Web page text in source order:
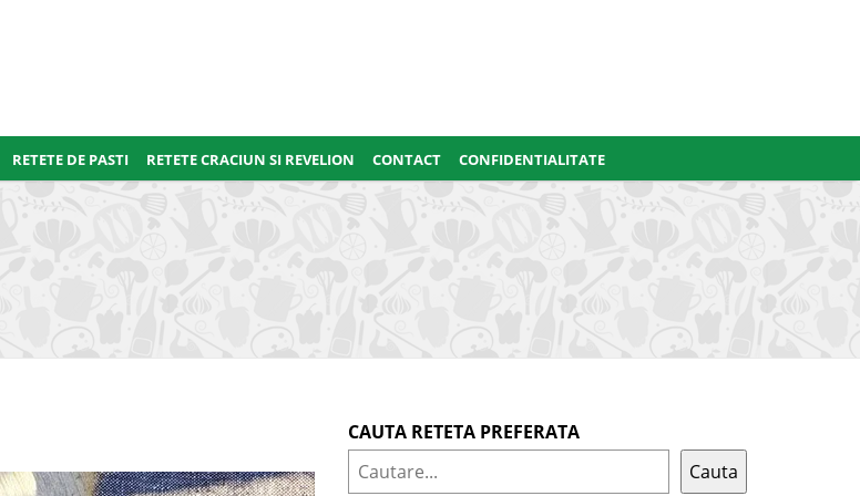
RETETE DE PASTI RETETE CRACIUN SI REVELION CONTACT CONFIDENTIALITATE
CAUTA RETETA PREFERATA
Cauta